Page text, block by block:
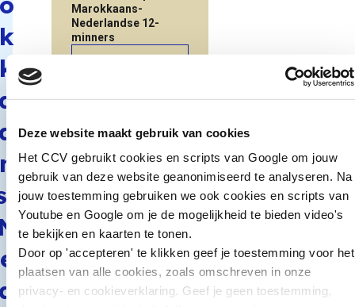
Deze website maakt gebruik van cookies
Het CCV gebruikt cookies en scripts van Google om jouw
gebruik van deze website geanonimiseerd te analyseren. Na
jouw toestemming gebruiken we ook cookies en scripts van
Youtube en Google om je de mogelijkheid te bieden video's
te bekijken en kaarten te tonen.
Door op 'accepteren' te klikken geef je toestemming voor het
plaatsen van alle cookies, zoals omschreven in onze
privacy- en cookieverklaring. Geef je geen toestemming,
e
Marokkaans-
Nederlandse 12-
minners